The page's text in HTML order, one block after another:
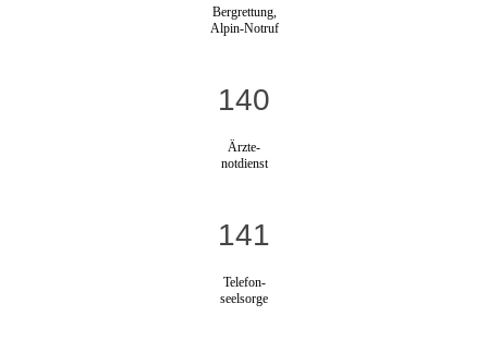
Bergrettung,
Alpin-Notruf
140
Ärzte-
notdienst
141
Telefon-
seelsorge